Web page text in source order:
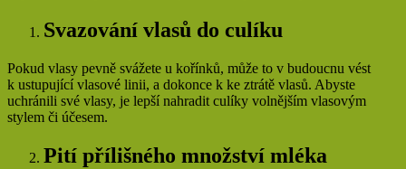
Svazování vlasů do culíku
Pokud vlasy pevně svážete u kořínků, může to v budoucnu vést
k ustupující vlasové linii, a dokonce k ke ztrátě vlasů. Abyste
uchránili své vlasy, je lepší nahradit culíky volnějším vlasovým
stylem či účesem.
Pití přílišného množství mléka